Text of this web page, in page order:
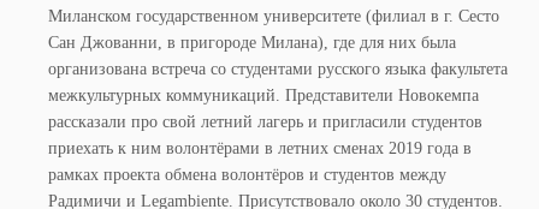
Миланском государственном университете (филиал в г. Сесто
Сан Джованни, в пригороде Милана), где для них была
организована встреча со студентами русского языка факультета
межкультурных коммуникаций. Представители Новокемпа
рассказали про свой летний лагерь и пригласили студентов
приехать к ним волонтёрами в летних сменах 2019 года в
рамках проекта обмена волонтёров и студентов между
Радимичи и Legambiente. Присутствовало около 30 студентов.